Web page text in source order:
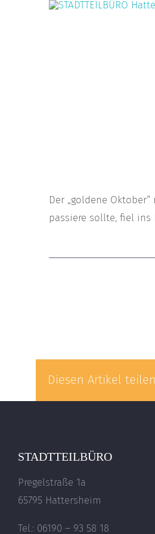
Der „goldene
passiere sollte, fiel ins
Diesen Artikel teilen
STADTTEILBÜRO
Pregelstraße 1a
65795 Hattersheim
Tel.: 06190 – 93 58 18